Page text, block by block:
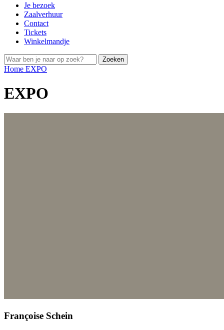
Je bezoek
Zaalverhuur
Contact
Tickets
Winkelmandje
Zoeken
Home EXPO
EXPO
Françoise Schein